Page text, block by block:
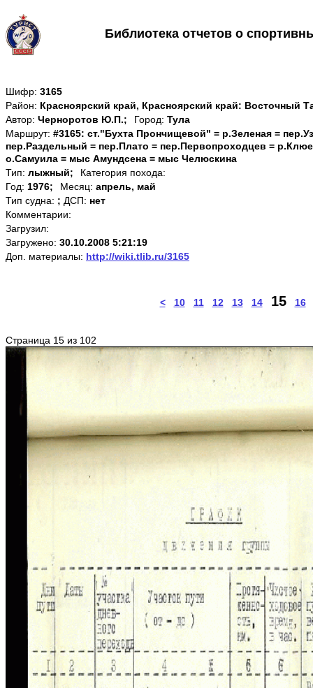
Библиотека отчетов о
Шифр: 3165
Район: Красноярский край, Красноярский край: Восточный
Автор: Черноротов Ю.П.; Город: Тула
Маршрут: #3165: ст."Бухта Прончищевой" = р.Зеленая =
пер.Раздельный = пер.Плато = пер.Первопроходцев =
о.Самуила = мыс Амундсена = мыс Челюскина
Тип: лыжный;
Категория похода:
Год: 1976; Месяц: апрель, май
Тип судна: ; ДСП: нет
Комментарии:
Загрузил:
Загружено: 30.10.2008 5:21:19
Доп. материалы: http://wiki.tlib.ru/3165
< 10 11 12 13 14 15 16
Страница 15 из 102